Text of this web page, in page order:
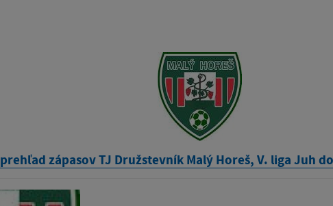
prehľad zápasov TJ Družstevník Malý Horeš, V. liga Juh